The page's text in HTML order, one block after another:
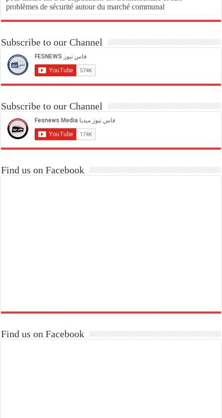
problèmes de sécurité autour du marché communal
Subscribe to our Channel
Subscribe to our Channel
Find us on Facebook
Find us on Facebook